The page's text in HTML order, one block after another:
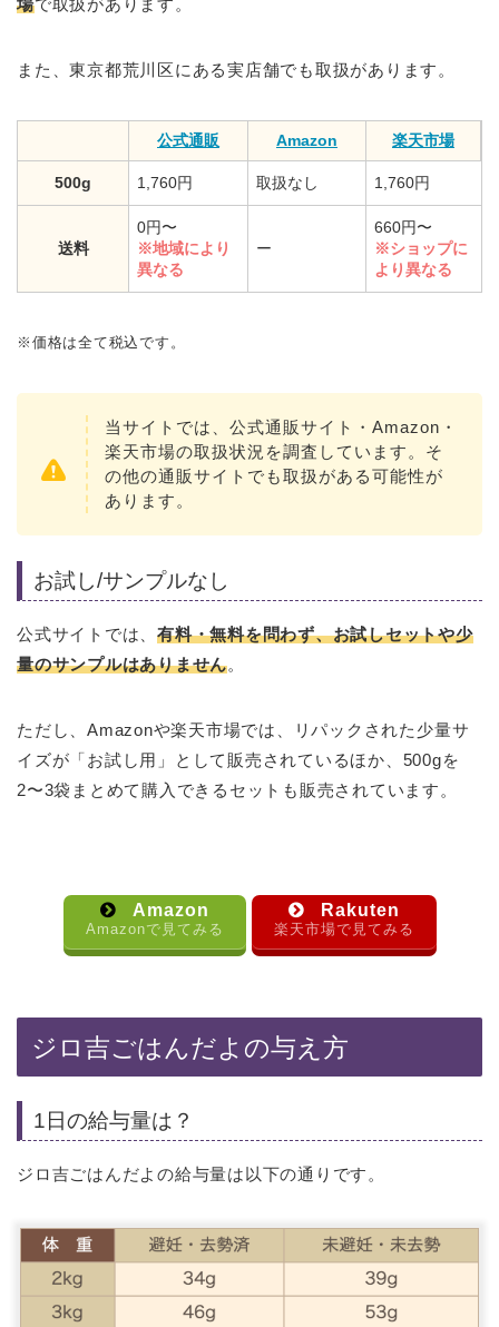
場で取扱があります。
また、東京都荒川区にある実店舗でも取扱があります。
公式通販 Amazon 楽天市場
500g 1,760円 取扱なし 1,760円
送料
0円〜
※地域により
異なる
ー
660円〜
※ショップに
より異なる
※価格は全て税込です。
当サイトでは、公式通販サイト・Amazon・
楽天市場の取扱状況を調査しています。そ
の他の通販サイトでも取扱がある可能性が
あります。
お試し/サンプルなし
公式サイトでは、有料・無料を問わず、お試しセットや少
量のサンプルはありません。
ただし、Amazonや楽天市場では、リパックされた少量サ
イズが「お試し用」として販売されているほか、500gを
2〜3袋まとめて購入できるセットも販売されています。
Amazon
Amazonで見てみる
Rakuten
楽天市場で見てみる
ジロ吉ごはんだよの与え方
1日の給与量は？
ジロ吉ごはんだよの給与量は以下の通りです。